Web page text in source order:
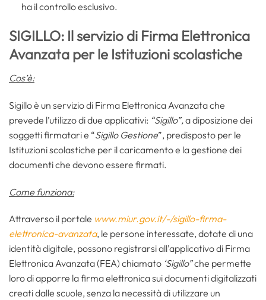
ha il controllo esclusivo.
SIGILLO: Il servizio di Firma Elettronica
Avanzata per le Istituzioni scolastiche
Cos’è:
Sigillo è un servizio di Firma Elettronica Avanzata che
prevede l’utilizzo di due applicativi: “Sigillo”,a diposizione dei
soggetti firmatari e “Sigillo Gestione”, predisposto per le
Istituzioni scolastiche per il caricamento e la gestione dei
documenti che devono essere firmati.
Come funziona:
Attraverso il portale www.miur.gov.it/-/sigillo-firma-
elettronica-avanzata, le persone interessate, dotate di una
identità digitale, possono registrarsi all’applicativo di Firma
Elettronica Avanzata (FEA) chiamato ‘Sigillo”che permette
loro di apporre la firma elettronica sui documenti digitalizzati
creati dalle scuole, senza la necessità di utilizzare un